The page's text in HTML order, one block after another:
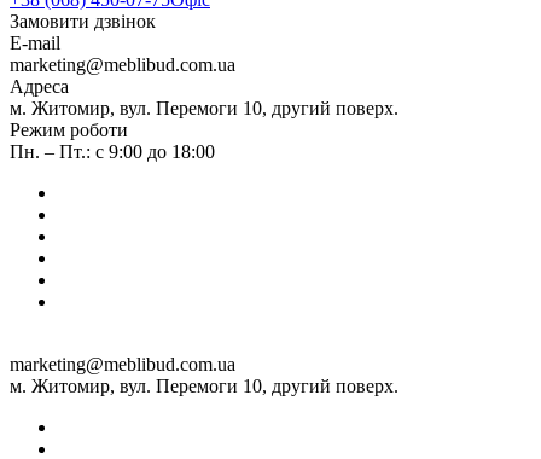
Замовити дзвінок
E-mail
marketing@meblibud.com.ua
Адреса
м. Житомир, вул. Перемоги 10, другий поверх.
Режим роботи
Пн. – Пт.: с 9:00 до 18:00
marketing@meblibud.com.ua
м. Житомир, вул. Перемоги 10, другий поверх.